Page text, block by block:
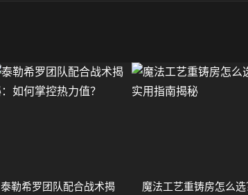
泰勒希罗团队配合战术揭
魔法工艺重铸房怎么选